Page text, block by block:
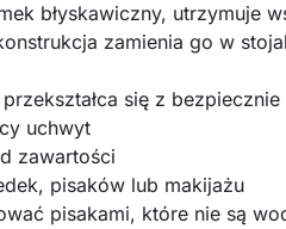
błyskawiczny, utrzymuje
zamienia go w
się z bezpiecznie
uchwyt
zawartości
pisaków lub makijażu
pisakami, które nie są